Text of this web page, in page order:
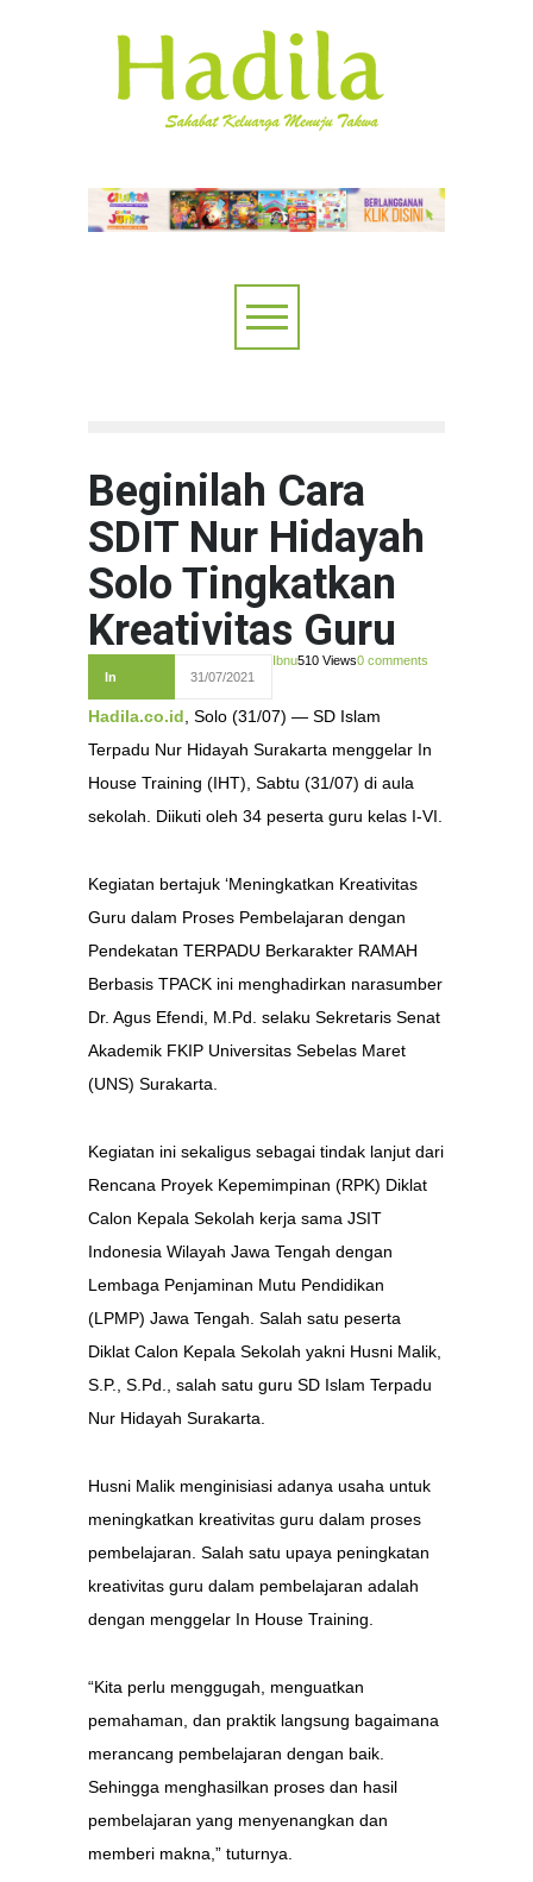
Beginilah Cara
SDIT Nur Hidayah
Solo Tingkatkan
Kreativitas Guru
In 31/07/2021
Ibnu510 Views0 comments
Hadila.co.id, Solo (31/07) — SD Islam
Terpadu Nur Hidayah Surakarta menggelar In
House Training (IHT), Sabtu (31/07) di aula
sekolah. Diikuti oleh 34 peserta guru kelas I-VI.
Kegiatan bertajuk ‘Meningkatkan Kreativitas
Guru dalam Proses Pembelajaran dengan
Pendekatan TERPADU Berkarakter RAMAH
Berbasis TPACK ini menghadirkan narasumber
Dr. Agus Efendi, M.Pd. selaku Sekretaris Senat
Akademik FKIP Universitas Sebelas Maret
(UNS) Surakarta.
Kegiatan ini sekaligus sebagai tindak lanjut dari
Rencana Proyek Kepemimpinan (RPK) Diklat
Calon Kepala Sekolah kerja sama JSIT
Indonesia Wilayah Jawa Tengah dengan
Lembaga Penjaminan Mutu Pendidikan
(LPMP) Jawa Tengah. Salah satu peserta
Diklat Calon Kepala Sekolah yakni Husni Malik,
S.P., S.Pd., salah satu guru SD Islam Terpadu
Nur Hidayah Surakarta.
Husni Malik menginisiasi adanya usaha untuk
meningkatkan kreativitas guru dalam proses
pembelajaran. Salah satu upaya peningkatan
kreativitas guru dalam pembelajaran adalah
dengan menggelar In House Training.
“Kita perlu menggugah, menguatkan
pemahaman, dan praktik langsung bagaimana
merancang pembelajaran dengan baik.
Sehingga menghasilkan proses dan hasil
pembelajaran yang menyenangkan dan
memberi makna,” tuturnya.